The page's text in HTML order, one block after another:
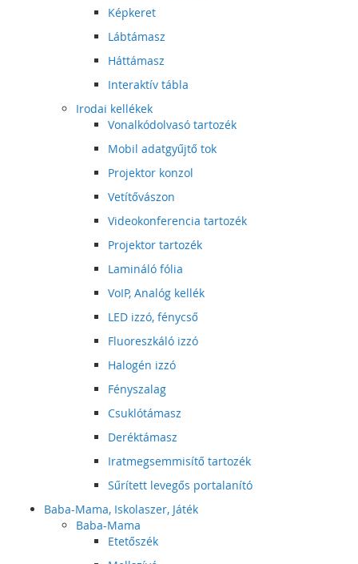
Képkeret
Lábtámasz
Háttámasz
Interaktív tábla
Irodai kellékek
Vonalkódolvasó tartozék
Mobil adatgyűjtő tok
Projektor konzol
Vetítővászon
Videokonferencia tartozék
Projektor tartozék
Lamináló fólia
VoIP, Analóg kellék
LED izzó, fénycső
Fluoreszkáló izzó
Halogén izzó
Fényszalag
Csuklótámasz
Deréktámasz
Iratmegsemmisítő tartozék
Sűrített levegős portalanító
Baba-Mama, Iskolaszer, Játék
Baba-Mama
Etetőszék